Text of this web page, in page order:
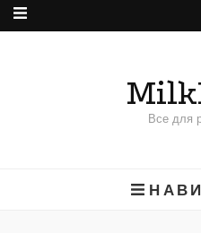
Все для